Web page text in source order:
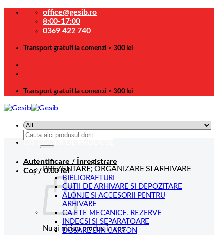
Skip
office@gesib.ro
8:00-17:00
0369 422 740
Transport gratuit la comenzi > 300 lei
Transport gratuit la comenzi > 300 lei
Caută
Autentificare / Înregistrare
Coș /0.00lei
Nu ai niciun produs în coș.
CATEGORII DE PRODUSE
PREZENTARE; ORGANIZARE SI ARHIVARE
BIBLIORAFTURI
CUTII DE ARHIVARE SI DEPOZITARE
ALONJE SI ACCESORII PENTRU
ARHIVARE
CAIETE MECANICE. REZERVE
INDECSI SI SEPARATOARE
DOSARE DIN CARTON